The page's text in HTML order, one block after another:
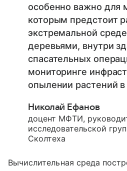
особенно важно для
которым предстоит
экстремальной
деревьями, внутри
спасательных
мониторинге
опылении растений
Николай Ефанов
доцент МФТИ,
исследовательской
Сколтеха
Вычислительная среда